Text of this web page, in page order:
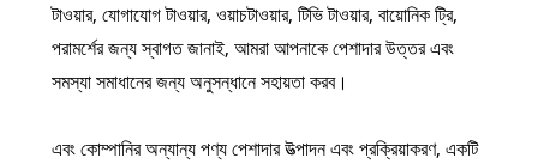
টাওয়ার, যোগাযোগ টাওয়ার, ওয়াচটাওয়ার, টিভি টাওয়ার, বায়োনিক ট্রি,
পরামর্শের জন্য স্বাগত জানাই, আমরা আপনাকে পেশাদার উত্তর এবং
সমস্যা সমাধানের জন্য অনুসন্ধানে সহায়তা করব।
এবং কোম্পানির অন্যান্য পণ্য পেশাদার উত্পাদন এবং প্রক্রিয়াকরণ, একটি